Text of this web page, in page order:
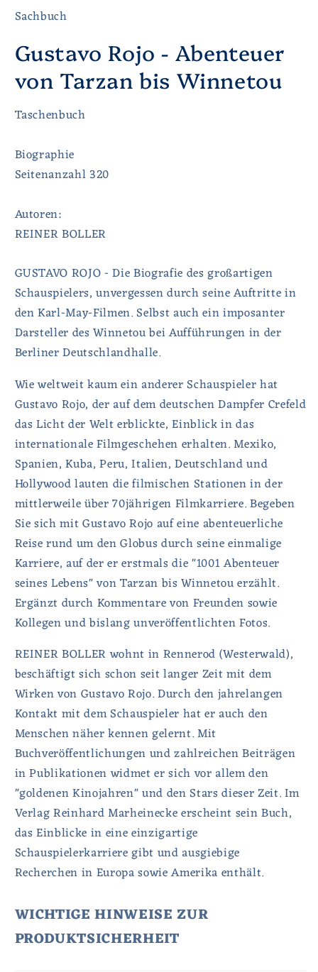
Sachbuch
Gustavo Rojo - Abenteuer
von Tarzan bis Winnetou
Taschenbuch
Biographie
Seitenanzahl 320
Autoren:
REINER BOLLER
GUSTAVO ROJO - Die Biografie des großartigen
Schauspielers, unvergessen durch seine Auftritte in
den Karl-May-Filmen. Selbst auch ein imposanter
Darsteller des Winnetou bei Aufführungen in der
Berliner Deutschlandhalle.
Wie weltweit kaum ein anderer Schauspieler hat
Gustavo Rojo, der auf dem deutschen Dampfer Crefeld
das Licht der Welt erblickte, Einblick in das
internationale Filmgeschehen erhalten. Mexiko,
Spanien, Kuba, Peru, Italien, Deutschland und
Hollywood lauten die filmischen Stationen in der
mittlerweile über 70jährigen Filmkarriere. Begeben
Sie sich mit Gustavo Rojo auf eine abenteuerliche
Reise rund um den Globus durch seine einmalige
Karriere, auf der er erstmals die "1001 Abenteuer
seines Lebens" von Tarzan bis Winnetou erzählt.
Ergänzt durch Kommentare von Freunden sowie
Kollegen und bislang unveröffentlichten Fotos.
REINER BOLLER wohnt in Rennerod (Westerwald),
beschäftigt sich schon seit langer Zeit mit dem
Wirken von Gustavo Rojo. Durch den jahrelangen
Kontakt mit dem Schauspieler hat er auch den
Menschen näher kennen gelernt. Mit
Buchveröffentlichungen und zahlreichen Beiträgen
in Publikationen widmet er sich vor allem den
"goldenen Kinojahren" und den Stars dieser Zeit. Im
Verlag Reinhard Marheinecke erscheint sein Buch,
das Einblicke in eine einzigartige
Schauspielerkarriere gibt und ausgiebige
Recherchen in Europa sowie Amerika enthält.
WICHTIGE HINWEISE ZUR
PRODUKTSICHERHEIT